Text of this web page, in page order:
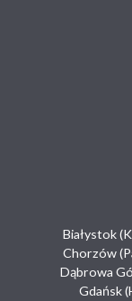
Białystok
Chorzów
Dąbrowa
Gdańsk